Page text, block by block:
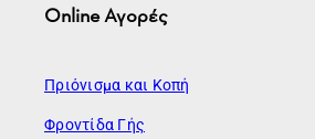
Online Αγορές
Πριόνισμα και Κοπή
Φροντίδα Γής